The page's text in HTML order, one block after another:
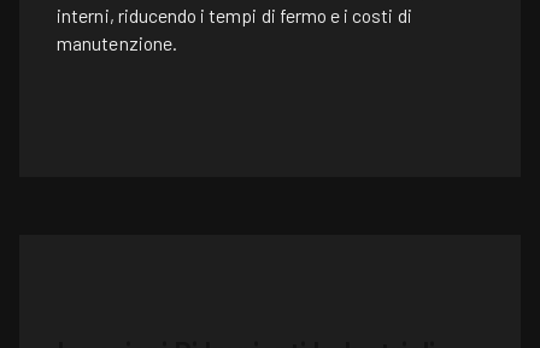
interni, riducendo i tempi di fermo e i costi di
manutenzione.